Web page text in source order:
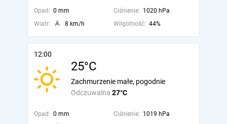
Opad: 0 mm Ciśnienie: 1020 hPa
Wiatr:
8 km/h Wilgotność: 44%
12:00
25°C
Odczuwalna 27°C
Zachmurzenie małe, pogodnie
Opad: 0 mm Ciśnienie: 1019 hPa